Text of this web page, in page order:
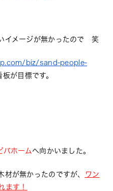
イメージが無かったので 笑
biz/sand-people-
が目標です。
バホーム へ向かいました。
材が無かったのですが、
ワン
ます！